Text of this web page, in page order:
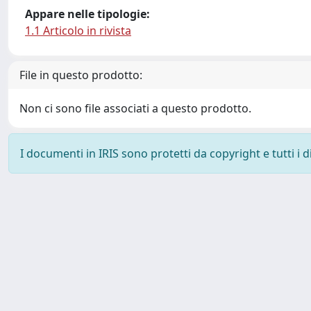
Appare nelle tipologie:
1.1 Articolo in rivista
File in questo prodotto:
Non ci sono file associati a questo prodotto.
I documenti in IRIS sono protetti da copyright e tutti i